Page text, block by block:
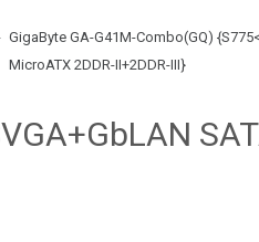
GigaByte GA-G41M-Combo(GQ)
MicroATX 2DDR-II+2DDR-III}